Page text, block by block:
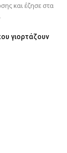
και έζησε στα
γιορτάζουν